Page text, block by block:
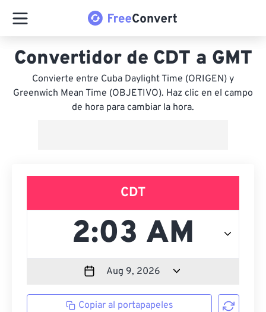
Convertidor de CDT a GMT
Convierte entre Cuba Daylight Time (ORIGEN) y
Greenwich Mean Time (OBJETIVO). Haz clic en el campo
de hora para cambiar la hora.
CDT
Copiar al portapapeles